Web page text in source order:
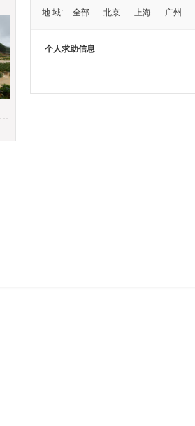
地 域: 全部 北京 上海 广州
个人求助信息